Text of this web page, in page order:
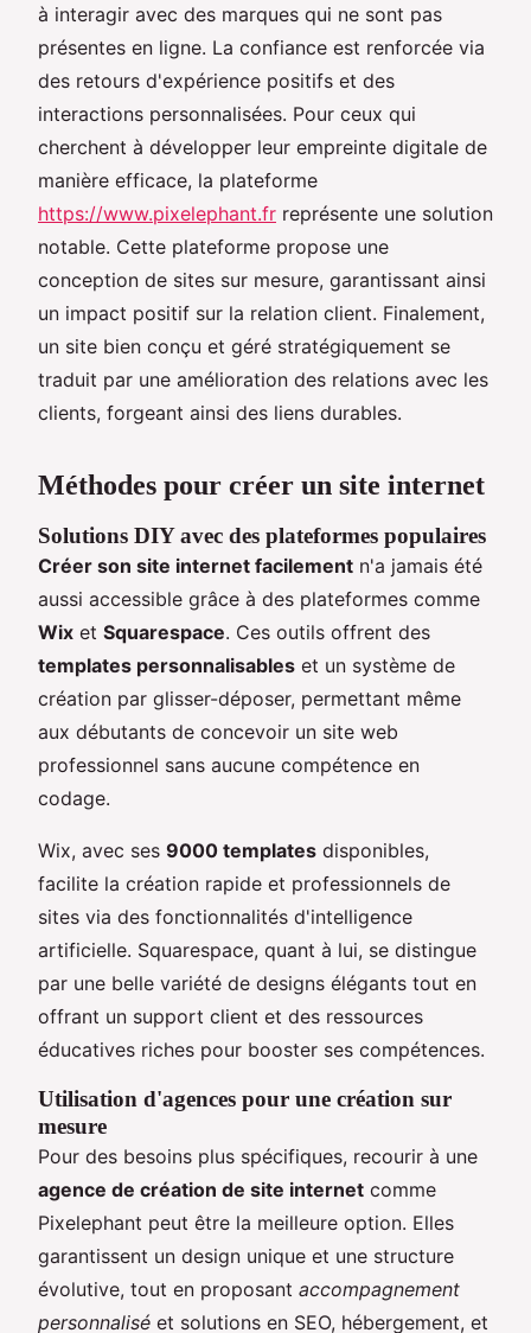
à interagir avec des marques qui ne sont pas
présentes en ligne. La confiance est renforcée via
des retours d'expérience positifs et des
interactions personnalisées. Pour ceux qui
cherchent à développer leur empreinte digitale de
manière efficace, la plateforme
https://www.pixelephant.fr représente une solution
notable. Cette plateforme propose une
conception de sites sur mesure, garantissant ainsi
un impact positif sur la relation client. Finalement,
un site bien conçu et géré stratégiquement se
traduit par une amélioration des relations avec les
clients, forgeant ainsi des liens durables.
Méthodes pour créer un site internet
Solutions DIY avec des plateformes populaires
Créer son site internet facilement n'a jamais été
aussi accessible grâce à des plateformes comme
Wix et Squarespace. Ces outils offrent des
templates personnalisables et un système de
création par glisser-déposer, permettant même
aux débutants de concevoir un site web
professionnel sans aucune compétence en
codage.
Wix, avec ses 9000 templates disponibles,
facilite la création rapide et professionnels de
sites via des fonctionnalités d'intelligence
artificielle. Squarespace, quant à lui, se distingue
par une belle variété de designs élégants tout en
offrant un support client et des ressources
éducatives riches pour booster ses compétences.
Utilisation d'agences pour une création sur
mesure
Pour des besoins plus spécifiques, recourir à une
agence de création de site internet comme
Pixelephant peut être la meilleure option. Elles
garantissent un design unique et une structure
évolutive, tout en proposant accompagnement
personnalisé et solutions en SEO, hébergement, et